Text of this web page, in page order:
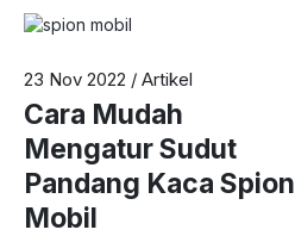
1
23 Nov 2022 / Artikel
Cara Mudah
Mengatur Sudut
Pandang Kaca Spion
Mobil